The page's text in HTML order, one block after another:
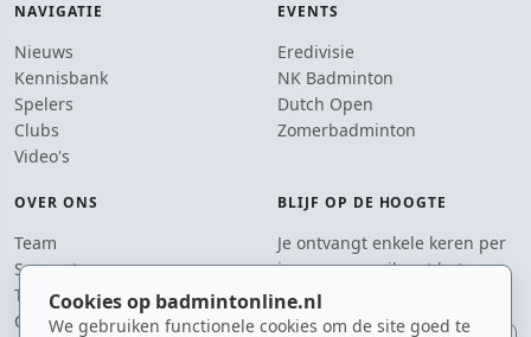
Cookies op badmintonline.nl
We gebruiken functionele cookies om de site goed te
NAVIGATIE
Nieuws
Kennisbank
Spelers
Clubs
Video's
EVENTS
Eredivisie
NK Badminton
Dutch Open
Zomerbadminton
OVER ONS
Team
Supporters
Tip de redactie
Contact
BLIJF OP DE HOOGTE
Je ontvangt enkele keren per
jaar een e-mail met het
laatste badmintonnieuws.